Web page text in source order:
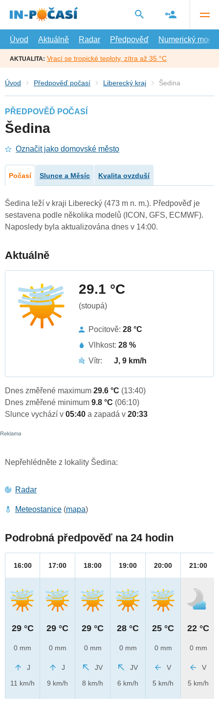
hlavní
Úvod
Aktuálně Radar Předpověď Numerický model
AKTUALITA: Vrací se tropické teploty, zítra až 35 °C
Úvod Předpověď počasí Liberecký kraj Šedina
PŘEDPOVĚĎ POČASÍ
Šedina
Označit jako domovské město
Počasí Slunce a Měsíc Kvalita ovzduší
Šedina leží v kraji Liberecký (473 m n. m.). Předpověď je
sestavena podle několika modelů (ICON, GFS, ECMWF).
Naposledy byla aktualizována dnes v 14:00.
Aktuálně
29.1 °C
(stoupá)
Pocitově: 28 °C
Vlhkost: 28 %
Vítr:
J, 9 km/h
Dnes změřené maximum 29.6 °C (13:40)
Dnes změřené minimum 9.8 °C (06:10)
Slunce vychází v 05:40 a zapadá v 20:33
Nepřehlédněte z lokality Šedina:
Radar
Meteostanice (mapa)
Podrobná předpověď na 24 hodin
16:00
29 °C
0 mm
J
11 km/h
17:00
29 °C
0 mm
J
9 km/h
18:00
29 °C
0 mm
JV
8 km/h
19:00
28 °C
0 mm
JV
6 km/h
20:00
25 °C
0 mm
V
5 km/h
21:00
22 °C
0 mm
V
5 km/h